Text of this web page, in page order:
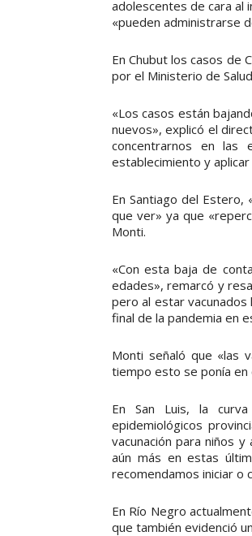
adolescentes de cara al
«pueden administrarse
En Chubut los casos de
por el Ministerio de
«Los casos están
nuevos», explicó el
concentrarnos en las
establecimiento y
En Santiago del Estero,
que ver» ya que
Monti.
«Con esta baja de
edades», remarcó y
pero al estar vacunados
final de la pandemia en
Monti señaló que «las
tiempo esto se ponía en
En San Luis, la
epidemiológicos
vacunación para niños
aún más en estas
recomendamos iniciar o
En Río Negro
que también evidenció